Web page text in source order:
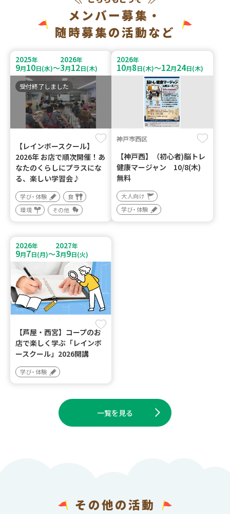
メンバー募集・
随時募集の活動など
2025年
9月10日(水)～
2026年
3月12日(木)
受付終了しました
【レインボースクール】
2026年 お店で順次開催！あ
なたのくらしにプラスにな
る、楽しい学習会♪
学び・体験
食
環境
その他
2026年
10月8日(木)～12月24日(木)
神戸市西区
【神戸西】（初心者)脳トレ
健康マージャン 10/8(木)
無料
大人向け
学び・体験
2026年
9月7日(月)～
2027年
3月9日(火)
【芦屋・西宮】コープのお
店で楽しく学ぶ「レインボ
ースクール」2026開講
学び・体験
一覧を見る
その他の活動